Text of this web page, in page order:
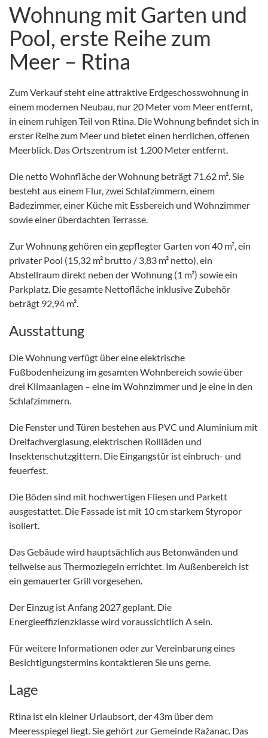
Wohnung mit Garten und
Pool, erste Reihe zum
Meer – Rtina
Zum Verkauf steht eine attraktive Erdgeschosswohnung in
einem modernen Neubau, nur 20 Meter vom Meer entfernt,
in einem ruhigen Teil von Rtina. Die Wohnung befindet sich in
erster Reihe zum Meer und bietet einen herrlichen, offenen
Meerblick. Das Ortszentrum ist 1.200 Meter entfernt.
Die netto Wohnfläche der Wohnung beträgt 71,62 m². Sie
besteht aus einem Flur, zwei Schlafzimmern, einem
Badezimmer, einer Küche mit Essbereich und Wohnzimmer
sowie einer überdachten Terrasse.
Zur Wohnung gehören ein gepflegter Garten von 40 m², ein
privater Pool (15,32 m² brutto / 3,83 m² netto), ein
Abstellraum direkt neben der Wohnung (1 m²) sowie ein
Parkplatz. Die gesamte Nettofläche inklusive Zubehör
beträgt 92,94 m².
Ausstattung
Die Wohnung verfügt über eine elektrische
Fußbodenheizung im gesamten Wohnbereich sowie über
drei Klimaanlagen – eine im Wohnzimmer und je eine in den
Schlafzimmern.
Die Fenster und Türen bestehen aus PVC und Aluminium mit
Dreifachverglasung, elektrischen Rollläden und
Insektenschutzgittern. Die Eingangstür ist einbruch- und
feuerfest.
Die Böden sind mit hochwertigen Fliesen und Parkett
ausgestattet. Die Fassade ist mit 10 cm starkem Styropor
isoliert.
Das Gebäude wird hauptsächlich aus Betonwänden und
teilweise aus Thermoziegeln errichtet. Im Außenbereich ist
ein gemauerter Grill vorgesehen.
Der Einzug ist Anfang 2027 geplant. Die
Energieeffizienzklasse wird voraussichtlich A sein.
Für weitere Informationen oder zur Vereinbarung eines
Besichtigungstermins kontaktieren Sie uns gerne.
Lage
Rtina ist ein kleiner Urlaubsort, der 43m über dem
Meeresspiegel liegt. Sie gehört zur Gemeinde Ražanac. Das